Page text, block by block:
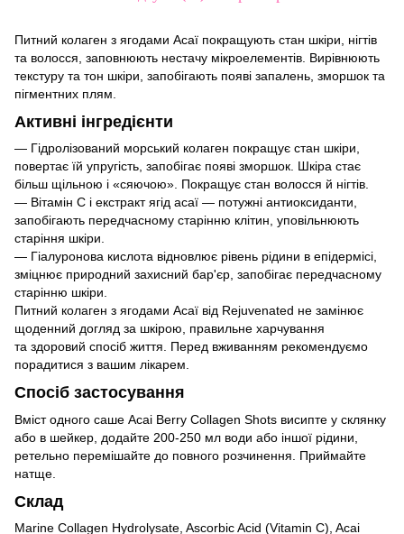
Питний колаген з ягодами Асаї покращують стан шкіри, нігтів
та волосся, заповнюють нестачу мікроелементів. Вирівнюють
текстуру та тон шкіри, запобігають появі запалень, зморшок та
пігментних плям.
Активні інгредієнти
— Гідролізований морський колаген покращує стан шкіри,
повертає їй упругість, запобігає появі зморшок. Шкіра стає
більш щільною і «сяючою». Покращує стан волосся й нігтів.
— Вітамін C і екстракт ягід асаї — потужні антиоксиданти,
запобігають передчасному старінню клітин, уповільнюють
старіння шкіри.
— Гіалуронова кислота відновлює рівень рідини в епідермісі,
зміцнює природний захисний бар'єр, запобігає передчасному
старінню шкіри.
Питний колаген з ягодами Асаї від Rejuvenated не замінює
щоденний догляд за шкірою, правильне харчування
та здоровий спосіб життя. Перед вживанням рекомендуємо
порадитися з вашим лікарем.
Спосіб застосування
Вміст одного саше Acai Berry Collagen Shots висипте у склянку
або в шейкер, додайте 200-250 мл води або іншої рідини,
ретельно перемішайте до повного розчинення. Приймайте
натще.
Склад
Marine Collagen Hydrolysate, Ascorbic Acid (Vitamin C), Acai